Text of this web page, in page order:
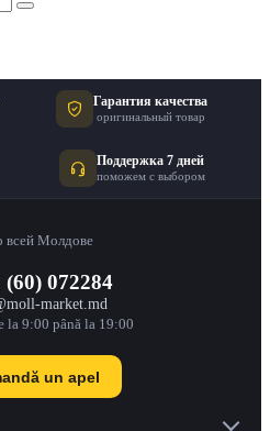
Гарантия качества
оригинальный товар
Поддержка 7 дней
поможем с выбором
всей Молдове
(60) 072284
market.md
la 9:00 până la 19:00
un apel